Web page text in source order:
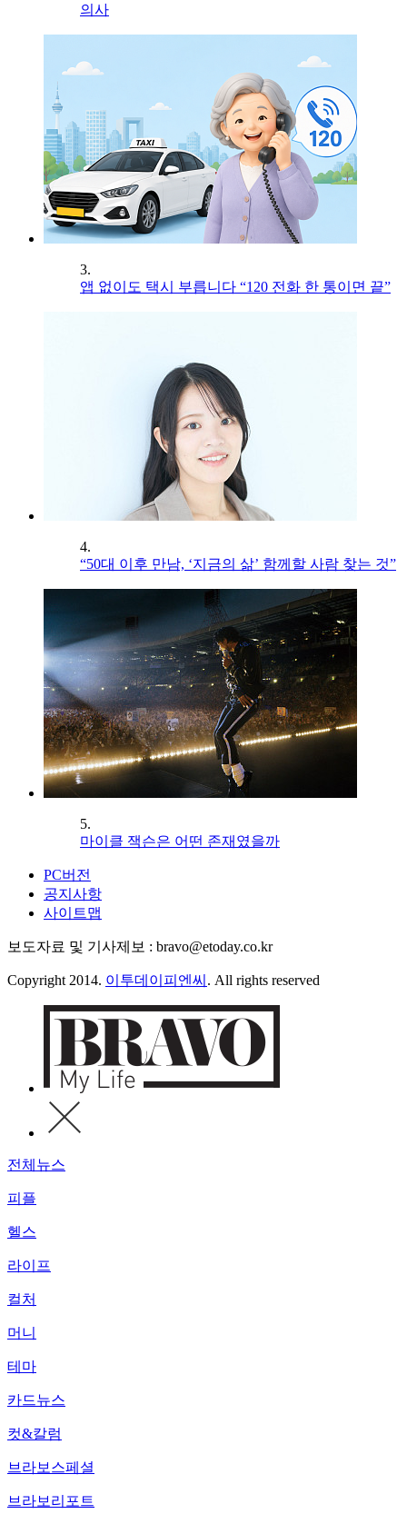
의사
3.
앱 없이도 택시 부릅니다 “120 전화 한 통이면 끝”
4.
“50대 이후 만남, ‘지금의 삶’ 함께할 사람 찾는 것”
5.
마이클 잭슨은 어떤 존재였을까
PC버전
공지사항
사이트맵
보도자료 및 기사제보 : bravo@etoday.co.kr
Copyright 2014. 이투데이피엔씨 . All rights reserved
전체뉴스
피플
헬스
라이프
컬처
머니
테마
카드뉴스
컷&칼럼
브라보스페셜
브라보리포트